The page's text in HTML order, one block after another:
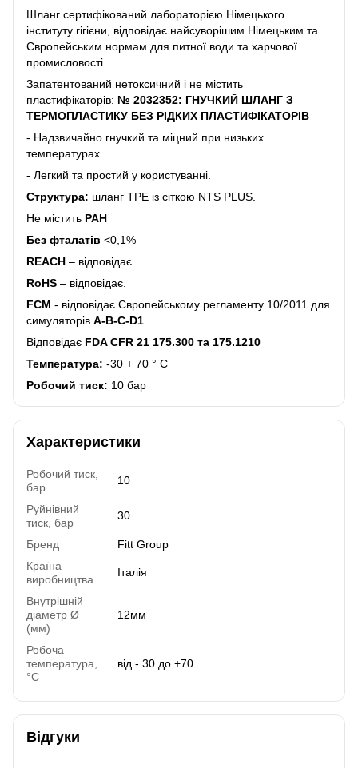
Шланг сертифікований лабораторією Німецького
інституту гігієни, відповідає найсуворішим Німецьким та
Європейським нормам для питної води та харчової
промисловості.
Запатентований нетоксичний і не містить
пластифікаторів: № 2032352: ГНУЧКИЙ ШЛАНГ З
ТЕРМОПЛАСТИКУ БЕЗ РІДКИХ ПЛАСТИФІКАТОРІВ
- Надзвичайно гнучкий та міцний при низьких
температурах.
- Легкий та простий у користуванні.
Структура: шланг TPE із сіткою NTS PLUS.
Не містить PAH
Без фталатів <0,1%
REACH – відповідає.
RoHS – відповідає.
FCM - відповідає Європейському регламенту 10/2011 для
симуляторів A-B-C-D1
Відповідає FDA CFR 21 175.300 та 175.1210
Температура: -30 + 70 ° С
Робочий тиск: 10 бар
Характеристики
Робочий тиск,
бар
10
Руйнівний
тиск, бар
30
Бренд
Fitt Group
Країна
виробництва
Італія
Внутрішній
діаметр Ø
(мм)
12мм
Робоча
температура,
°C
від - 30 до +70
Відгуки